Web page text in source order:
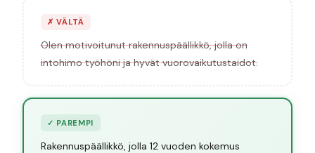
✗ VÄLTÄ
Olen motivoitunut rakennuspäällikkö, jolla on
intohimo työhöni ja hyvät vuorovaikutustaidot.
✓ PAREMPI
Rakennuspäällikkö, jolla 12 vuoden kokemus